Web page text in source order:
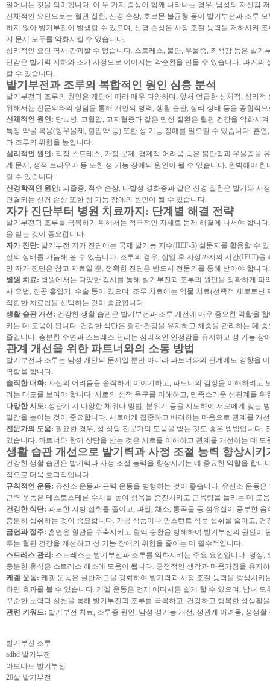
일어나는 것을 의미합니다. 이 두 가지 증상이 함께 나타나는 경우, 남성의 자신감
신체적인 요인으로는 혈관 질환, 신경 손상, 호르몬 불균형 등이 발기부전과 조루
하지 않아 발기부전이 발생할 수 있으며, 신경 손상은 사정 조절 능력을 저하시켜
지 문제 모두를 악화시킬 수 있습니다.
심리적인 요인 역시 간과할 수 없습니다. 스트레스, 불안, 우울증, 죄책감 등은 발
안감은 발기력 저하와 조기 사정으로 이어지는 악순환을 만들 수 있습니다. 과거
할 수 있습니다.
발기부전과 조루의 복합적인 원인 심층 분석
발기부전과 조루의 원인은 개인에 따라 매우 다양하며, 앞서 언급한 신체적, 심리
위해서는 전문의와의 상담을 통해 개인의 병력, 생활 습관, 심리 상태 등을 종합적
신체적인 원인: 당뇨병, 고혈압, 고지혈증과 같은 만성 질환은 혈관 건강을 악화시
특정 약물 복용(항우울제, 혈압약 등) 또한 성 기능 장애를 일으킬 수 있습니다. 흡
과 조루의 위험을 높입니다.
심리적인 원인: 직장 스트레스, 가정 문제, 경제적 어려움 등은 불안감과 우울증을
계 문제, 성적 트라우마 등 또한 성 기능 장애의 원인이 될 수 있습니다. 완벽해야
릴 수 있습니다.
신경학적인 원인: 뇌졸중, 척수 손상, 다발성 경화증과 같은 신경 질환은 발기와
연결되는 신경 손상 또한 성 기능 장애의 원인이 될 수 있습니다.
자가 진단부터 병원 치료까지: 단계별 해결 전략
발기부전과 조루를 극복하기 위해서는 적극적인 자세로 문제 해결에 나서야 합니
을 받는 것이 중요합니다.
자가 진단: 발기부전 자가 진단에는 국제 발기능 지수(IIEF-5) 설문지를 활용할 수
신의 상태를 가늠해 볼 수 있습니다. 조루의 경우, 삽입 후 사정까지의 시간(IELT)
만 자가 진단은 참고 자료일 뿐, 정확한 진단은 반드시 전문의를 통해 받아야 합니다.
병원 치료: 병원에서는 다양한 검사를 통해 발기부전과 조루의 원인을 정확하게
사 요법, 진공 흡입기, 수술 등이 있으며, 조루 치료에는 약물 치료(선택적 세로토
적합한 치료법을 선택하는 것이 중요합니다.
생활 습관 개선: 건강한 생활 습관은 발기부전과 조루 개선에 매우 중요한 역할을
키는 데 도움이 됩니다. 건강한 식단은 혈관 건강을 유지하고 체중을 관리하는 데
줄입니다. 충분한 수면과 스트레스 관리는 심리적인 안정감을 유지하고 성 기능 장
관계 개선을 위한 파트너와의 소통 방법
발기부전과 조루는 남성 개인의 문제일 뿐만 아니라 파트너와의 관계에도 영향을
역할을 합니다.
솔직한 대화: 자신의 어려움을 솔직하게 이야기하고, 파트너의 감정을 이해하려
려는 태도를 보여야 합니다. 서로의 성적 욕구를 이해하고, 만족스러운 성관계를
다양한 시도: 성관계 시 다양한 체위나 방법, 분위기 등을 시도하여 서로에게 맞는
밀감을 높이는 것이 중요합니다. 서로에게 집중하고 배려하는 마음으로 관계를 개
전문가의 도움: 필요한 경우, 성 상담 전문가의 도움을 받는 것도 좋은 방법입니다
있습니다. 파트너와 함께 상담을 받는 것은 서로를 이해하고 관계를 개선하는 데 도
생활 습관 개선으로 발기력과 사정 조절 능력 향상시키
건강한 생활 습관은 발기력과 사정 조절 능력을 향상시키는 데 중요한 역할을 합
적으로 더욱 효과적입니다.
규칙적인 운동: 유산소 운동과 근력 운동을 병행하는 것이 좋습니다. 유산소 운동
근력 운동은 테스토스테론 수치를 높여 성욕을 증진시키고 근육량을 늘리는 데 도
건강한 식단: 과도한 지방 섭취를 줄이고, 과일, 채소, 통곡물 등 섬유질이 풍부한
충분히 섭취하는 것이 중요합니다. 가공 식품이나 인스턴트 식품 섭취를 줄이고,
금연과 절주: 흡연은 혈관을 수축시키고 혈액 순환을 방해하여 발기부전의 원인이
주는 혈관 건강을 개선하고 성 기능 장애의 위험을 줄이는 데 필수적입니다.
스트레스 관리: 스트레스는 발기부전과 조루를 악화시키는 주요 요인입니다. 명상
충분한 휴식은 스트레스 해소에 도움이 됩니다. 긍정적인 생각과 마음가짐을 유지
케겔 운동: 케겔 운동은 골반저근을 강화하여 발기력과 사정 조절 능력을 향상시
하면 효과를 볼 수 있습니다. 케겔 운동은 언제 어디서든 쉽게 할 수 있으며, 남녀 모
꾸준한 노력과 실천을 통해 발기부전과 조루를 극복하고, 건강하고 행복한 성생활
관련 키워드: 발기부전 치료, 조루증 원인, 남성 성기능 개선, 성관계 어려움, 성생활
발기부전 조루
adhd 발기부전
아보다트 발기부전
20살 발기부전